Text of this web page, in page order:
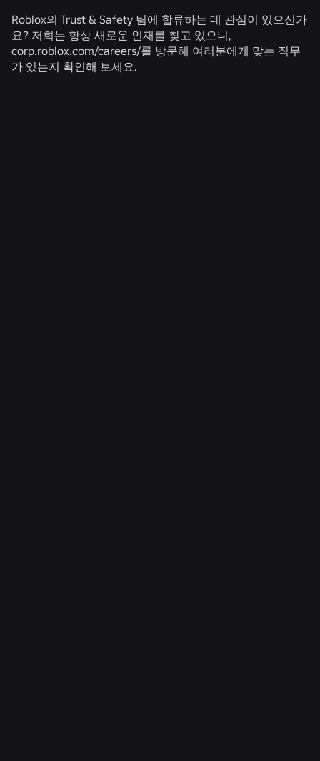
Roblox의 Trust & Safety 팀에 합류하는 데 관심이 있으신가
요? 저희는 항상 새로운 인재를 찾고 있으니,
corp.roblox.com/careers/를 방문해 여러분에게 맞는 직무
가 있는지 확인해 보세요.